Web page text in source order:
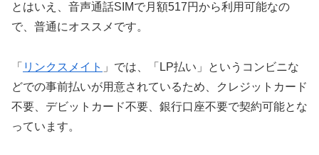
とはいえ、音声通話SIMで月額517円から利用可能なの
で、普通にオススメです。
「 リンクスメイト 」では、「LP払い」というコンビニな
どでの事前払いが用意されているため、クレジットカード
不要、デビットカード不要、銀行口座不要で契約可能とな
っています。